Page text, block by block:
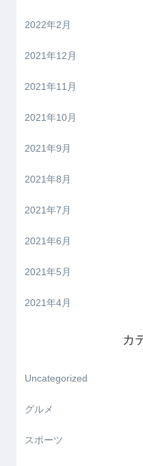
2022年2月
2021年12月
2021年11月
2021年10月
2021年9月
2021年8月
2021年7月
2021年6月
2021年5月
2021年4月
カ
Uncategorized
グルメ
スポーツ